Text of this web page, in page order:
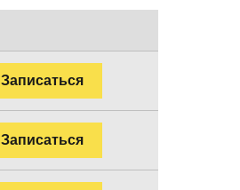
Записаться
Записаться